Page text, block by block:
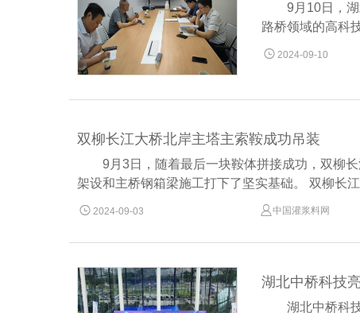
9月10日，
路桥领域的高科
 2024-09-10
双柳长江大桥北岸主塔主索鞍成功吊装
9月3日，随着最后一块鞍体拼接成功，双柳
架设和主桥钢箱梁施工打下了坚实基础。 双柳长
 2024-09-03  中国灌浆料网
湖北中桥科技
湖北中桥科